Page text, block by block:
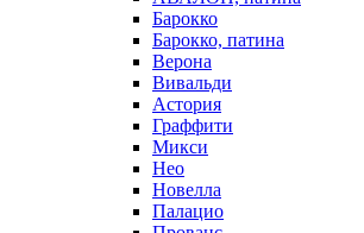
Барокко
Барокко, патина
Верона
Вивальди
Астория
Граффити
Микси
Нео
Новелла
Палацио